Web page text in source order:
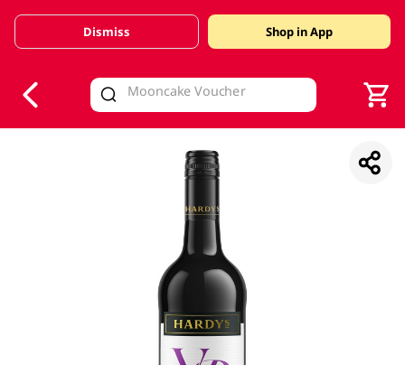
Valid Until 30 June 2026
Dismiss Shop in App